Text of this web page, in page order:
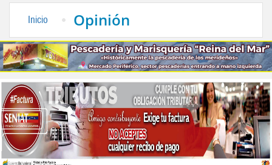
Inicio Opinión